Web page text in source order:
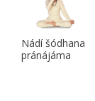
Nádí šódhana
pránájáma